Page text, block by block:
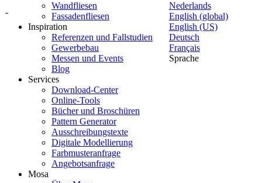
-
Nederlands
English (global)
English (US)
Deutsch
Français
Sprache
Wandfliesen
Fassadenfliesen
Inspiration
Referenzen und Fallstudien
Gewerbebau
Messen und Events
Blog
Services
Download-Center
Online-Tools
Bücher und Broschüren
Pattern Generator
Ausschreibungstexte
Digitale Modellierung
Farbmusteranfrage
Angebotsanfrage
Mosa